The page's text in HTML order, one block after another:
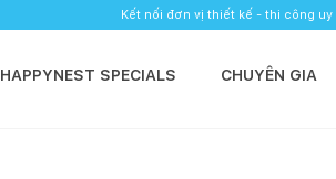
Kết nối đơn vị thiết kế - thi công uy
HAPPYNEST SPECIALS CHUYÊN GIA